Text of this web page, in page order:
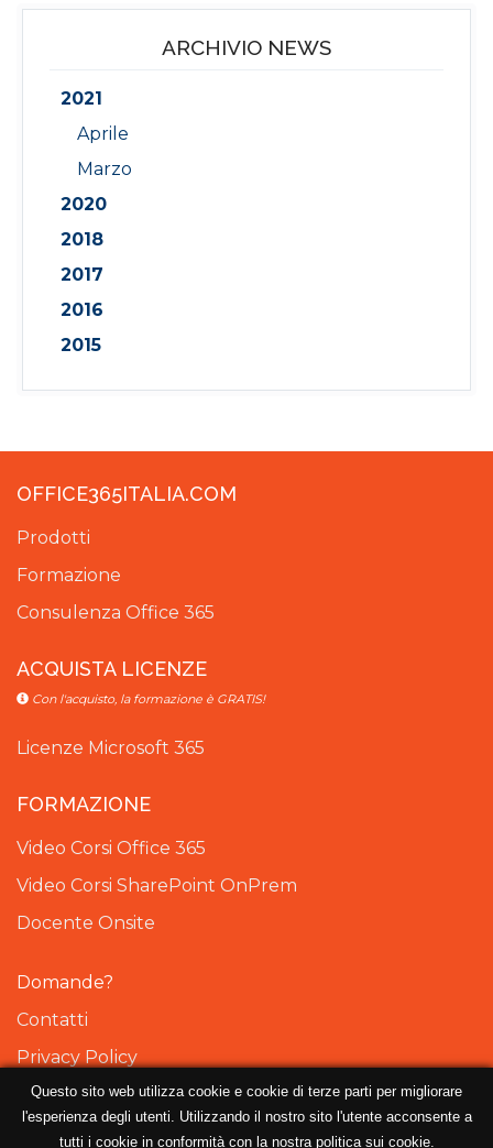
ARCHIVIO NEWS
2021
Aprile
Marzo
2020
2018
2017
2016
2015
OFFICE365ITALIA.COM
Prodotti
Formazione
Consulenza Office 365
ACQUISTA LICENZE
Con l'acquisto, la formazione è GRATIS!
Licenze Microsoft 365
FORMAZIONE
Video Corsi Office 365
Video Corsi SharePoint OnPrem
Docente Onsite
Domande?
Contatti
Privacy Policy
Cookie Policy
Questo sito web utilizza cookie e cookie di terze parti per migliorare
l'esperienza degli utenti. Utilizzando il nostro sito l'utente acconsente a
tutti i cookie in conformità con la nostra politica sui cookie.